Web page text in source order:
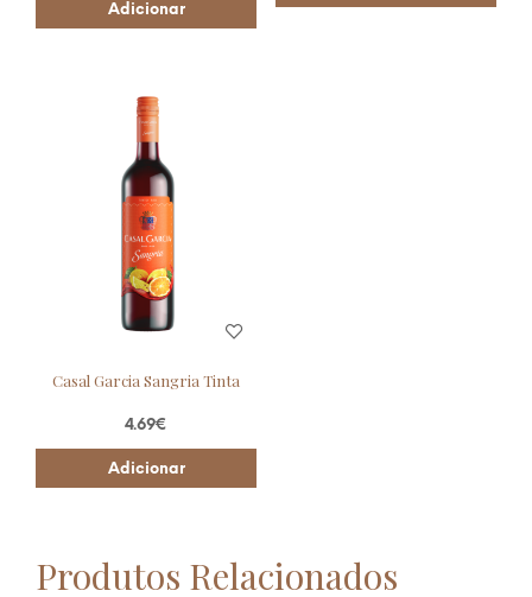
Adicionar
Casal Garcia Sangria Tinta
4.69€
Adicionar
Produtos Relacionados